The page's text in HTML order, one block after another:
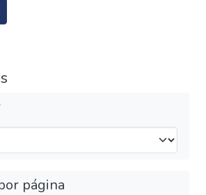
página